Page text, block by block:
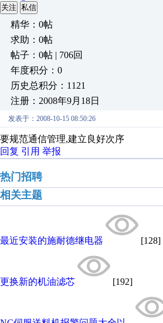
关注 私信
精华：0帖
求助：0帖
帖子：0帖 | 706回
年度积分：0
历史总积分：1121
注册：2008年9月18日
发表于：2008-10-15 08:50:26
要规范通信管理,建立良好次序
回复 引用 举报
热门招聘
相关主题
最近安装的施耐德继电器 [128]
更换新的机油滤芯 [192]